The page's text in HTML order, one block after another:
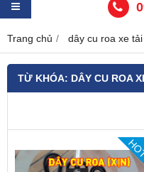
Trang chủ dây cu roa xe
TỪ KHÓA: DÂY CU ROA